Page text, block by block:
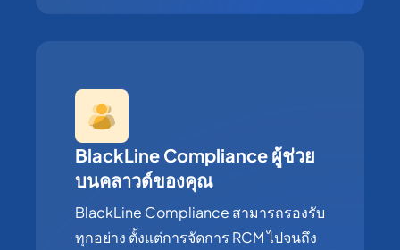
BlackLine Compliance ผู้ช่วย
บนคลาวด์ของคุณ
BlackLine Compliance สามารถรองรับ
ทุกอย่าง ตั้งแต่การจัดการ RCM ไปจนถึง